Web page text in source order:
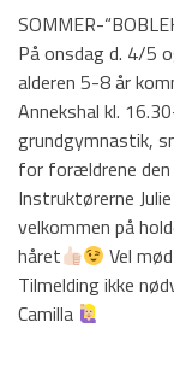
Kontakt os
HOVEDMENU
Hovedafdeling
Badminton
Fodbold
Gymnastik
SOMMER-
På onsdag d. 4/5
alderen 5-8 år
Annekshal kl.
grundgymnastik,
for forældrene
Instruktørerne
velkommen på
håret
Vel
Tilmelding ikke
Camilla